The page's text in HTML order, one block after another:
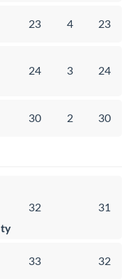
23 4 23
24 3 24
30 2 30
32 31
33 32